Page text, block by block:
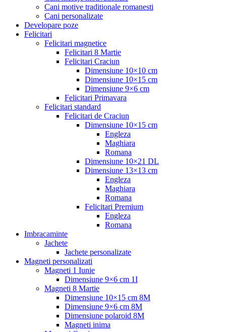
Cani motive traditionale romanesti
Cani personalizate
Developare poze
Felicitari
Felicitari magnetice
Felicitari 8 Martie
Felicitari Craciun
Dimensiune 10×10 cm
Dimensiune 10×15 cm
Dimensiune 9×6 cm
Felicitari Primavara
Felicitari standard
Felicitari de Craciun
Dimensiune 10×15 cm
Engleza
Maghiara
Romana
Dimensiune 10×21 DL
Dimensiune 13×13 cm
Engleza
Maghiara
Romana
Felicitari Premium
Engleza
Romana
Imbracaminte
Jachete
Jachete personalizate
Magneti personalizati
Magneti 1 Iunie
Dimensiune 9×6 cm 1I
Magneti 8 Martie
Dimensiune 10×15 cm 8M
Dimensiune 9×6 cm 8M
Dimensiune polaroid 8M
Magneti inima